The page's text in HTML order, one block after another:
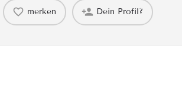
merken Dein Profil?